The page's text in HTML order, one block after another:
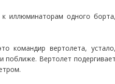
к иллюминаторам одного
командир вертолета,
Вертолет